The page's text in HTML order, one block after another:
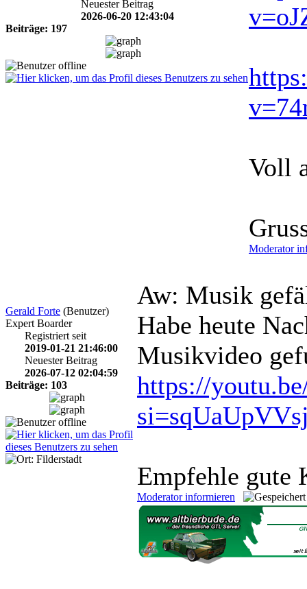
Neuester Beitrag
2026-06-20 12:43:04
Beiträge: 197
Voll
Moderator
Gerald Forte (Benutzer)
Expert Boarder
Registriert seit
2019-01-21 21:46:00
Neuester Beitrag
2026-07-12 02:04:59
Beiträge: 103
Aw: Musik
Habe heute
Musikvideo
https://
Empfehle gute
Moderator informieren